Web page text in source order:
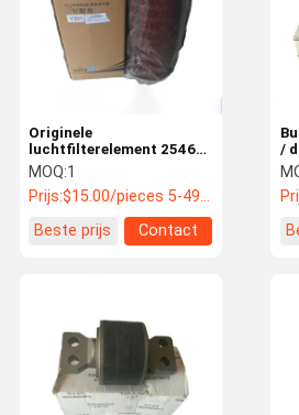
Higer Busonderdelen
Zhongtong Busonderdelen
Nieuwe energiebusonderdelen
Busluchtbron
Busremplakken
Onderdelen voor bustransmissie
Onderdelen voor bus-
/
Originele
luchtfilterelement 2546
voor Yutong-bussen PN
1109-03201
MOQ:1
Prijs:$15.00/pieces 5-49 pieces
Beste prijs
Contact